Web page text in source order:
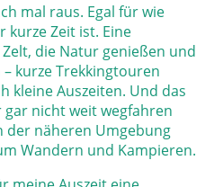
mal raus. Egal für wie
kurze Zeit ist. Eine
die Natur genießen und
kurze Trekkingtouren
kleine Auszeiten. Und das
nicht weit wegfahren
der näheren Umgebung
Wandern und Kampieren.